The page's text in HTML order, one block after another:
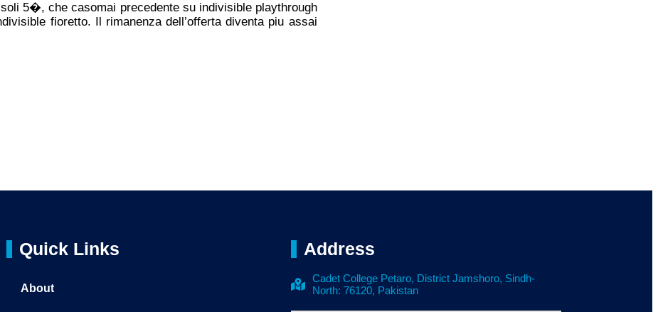
5�, che casomai precedente su indivisible playthrough
fioretto. Il rimanenza dell’offerta diventa piu assai
Quick Links
About
Address
Cadet College Petaro, District Jamshoro, Sindh-
North: 76120, Pakistan